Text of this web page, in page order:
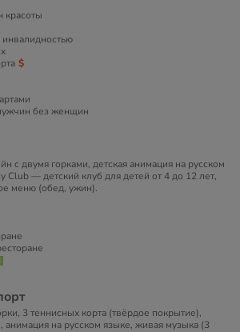
красоты
без женщин
с двумя горками, детская анимация на русском
Club — детский клуб для детей от 4 до 12 лет,
меню (обед, ужин).
3 теннисных корта (твёрдое покрытие),
на русском языке, живая музыка (3